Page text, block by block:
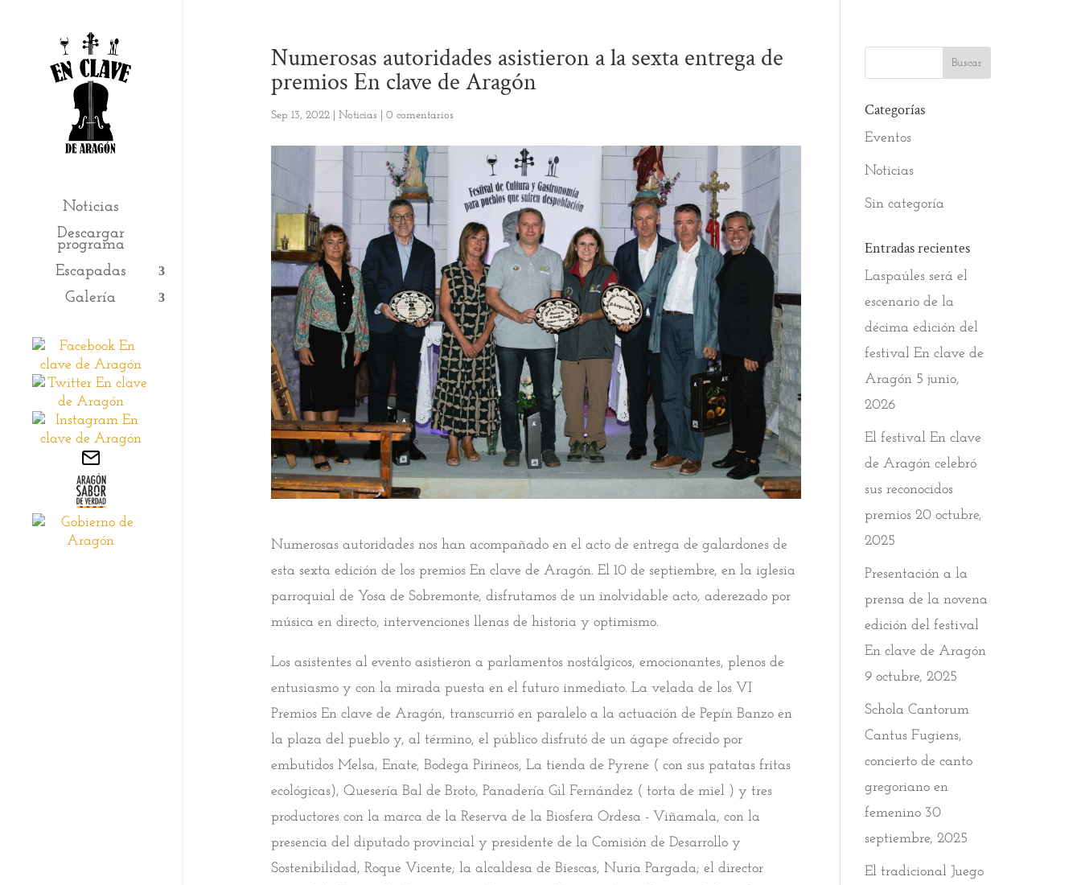
Noticias
Descargar
programa
Escapadas
Galería
Numerosas autoridades asistieron a la sexta entrega de
premios En clave de Aragón
Sep 13, 2022| Noticias 0 comentarios
Numerosas autoridades nos han acompañado en el acto de entrega de galardones de
esta sexta edición de los premios En clave de Aragón. El 10 de septiembre, en la iglesia
parroquial de Yosa de Sobremonte, disfrutamos de un inolvidable acto, aderezado por
música en directo, intervenciones llenas de historia y optimismo.
Los asistentes al evento asistieron a parlamentos nostálgicos, emocionantes, plenos de
entusiasmo y con la mirada puesta en el futuro inmediato. La velada de los VI
Premios En clave de Aragón, transcurrió en paralelo a la actuación de Pepín Banzo en
la plaza del pueblo y, al término, el público disfrutó de un ágape ofrecido por
embutidos Melsa, Enate, Bodega Pirineos, La tienda de Pyrene ( con sus patatas fritas
ecológicas), Quesería Bal de Broto, Panadería Gil Fernández ( torta de miel ) y tres
productores con la marca de la Reserva de la Biosfera Ordesa - Viñamala, con la
presencia del diputado provincial y presidente de la Comisión de Desarrollo y
Sostenibilidad, Roque Vicente; la alcaldesa de Biescas, Nuria Pargada; el director
Categorías
Eventos
Noticias
Sin categoría
Entradas recientes
Laspaúles será el
escenario de la
décima edición del
festival En clave de
Aragón 5 junio,
2026
El festival En clave
de Aragón celebró
sus reconocidos
premios 20 octubre,
2025
Presentación a la
prensa de la novena
edición del festival
En clave de Aragón
9 octubre, 2025
Schola Cantorum
Cantus Fugiens,
concierto de canto
gregoriano en
femenino 30
septiembre, 2025
El tradicional Juego